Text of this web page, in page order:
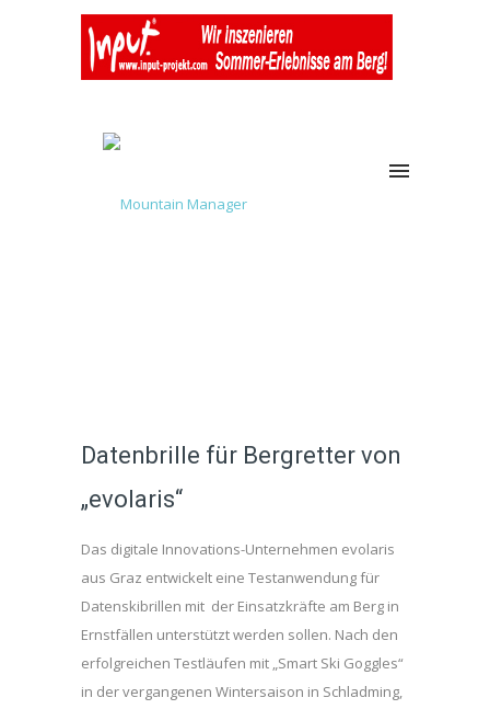
Datenbrille für Bergretter von
„evolaris“
Das digitale Innovations-Unternehmen evolaris
aus Graz entwickelt eine Testanwendung für
Datenskibrillen mit der Einsatzkräfte am Berg in
Ernstfällen unterstützt werden sollen. Nach den
erfolgreichen Testläufen mit „Smart Ski Goggles“
in der vergangenen Wintersaison in Schladming,